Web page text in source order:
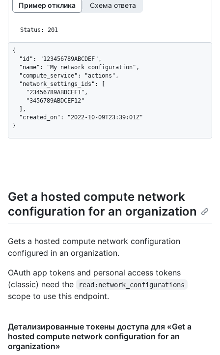
Пример отклика Схема ответа
Status: 201
{
}
Get a hosted compute network
configuration for an organization
Gets a hosted compute network configuration
configured in an organization.
OAuth app tokens and personal access tokens
(classic) need the
read:network_configurations
scope to use this endpoint.
Детализированные токены доступа для «Get a
hosted compute network configuration for an
organization»